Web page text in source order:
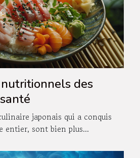
des
japonais qui a conquis
entier, sont bien plus...